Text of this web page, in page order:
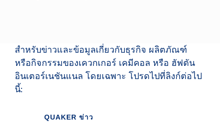
สำหรับข่าวและข้อมูลเกี่ยวกับธุรกิจ ผลิตภัณฑ์
หรือกิจกรรมของเควกเกอร์ เคมีคอล หรือ ฮัฟตัน
อินเตอร์เนชันแนล โดยเฉพาะ โปรดไปที่ลิงก์ต่อไป
นี้:
QUAKER ข่าว